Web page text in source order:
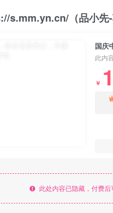
s.mm.yn.cn/（品小先-
国庆
此内
￥
此处内容已隐藏，付费后